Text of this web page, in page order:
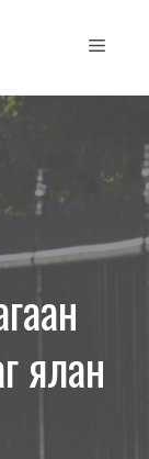
Menu
ялан